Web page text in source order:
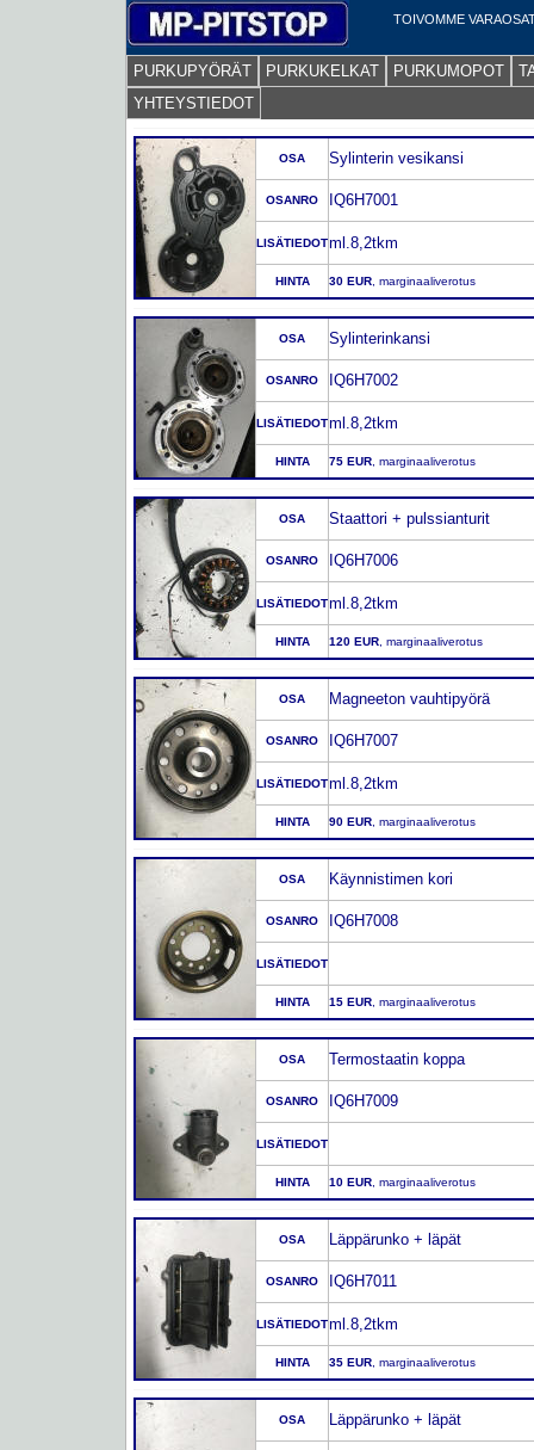
TOIVOMME
PURKUPYÖRÄT PURKUKELKAT PURKUMOPOT
YHTEYSTIEDOT
OSA Sylinterin vesikansi
OSANRO IQ6H7001
LISÄTIEDOTml.8,2tkm
HINTA 30 EUR , marginaaliverotus
OSA Sylinterinkansi
OSANRO IQ6H7002
LISÄTIEDOTml.8,2tkm
HINTA 75 EUR , marginaaliverotus
OSA Staattori + pulssianturit
OSANRO IQ6H7006
LISÄTIEDOTml.8,2tkm
HINTA 120 EUR , marginaaliverotus
OSA Magneeton vauhtipyörä
OSANRO IQ6H7007
LISÄTIEDOTml.8,2tkm
HINTA 90 EUR , marginaaliverotus
OSA Käynnistimen kori
OSANRO IQ6H7008
LISÄTIEDOT
HINTA 15 EUR , marginaaliverotus
OSA Termostaatin koppa
OSANRO IQ6H7009
LISÄTIEDOT
HINTA 10 EUR , marginaaliverotus
OSA Läppärunko + läpät
OSANRO IQ6H7011
LISÄTIEDOTml.8,2tkm
HINTA 35 EUR , marginaaliverotus
OSA Läppärunko + läpät